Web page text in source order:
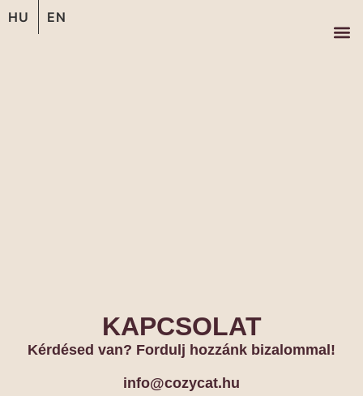
HU EN
KAPCSOLAT
Kérdésed van? Fordulj hozzánk bizalommal!
info@cozycat.hu